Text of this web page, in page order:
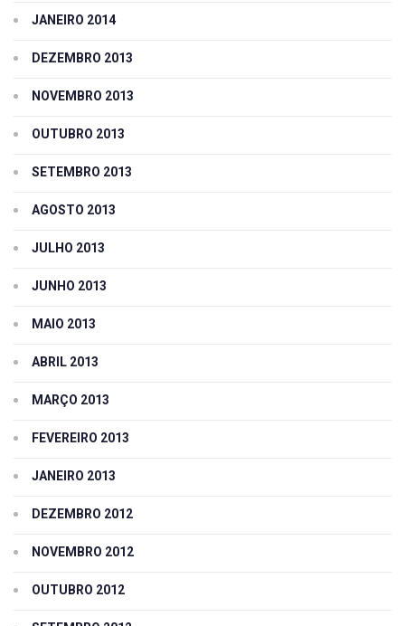
JANEIRO 2014
DEZEMBRO 2013
NOVEMBRO 2013
OUTUBRO 2013
SETEMBRO 2013
AGOSTO 2013
JULHO 2013
JUNHO 2013
MAIO 2013
ABRIL 2013
MARÇO 2013
FEVEREIRO 2013
JANEIRO 2013
DEZEMBRO 2012
NOVEMBRO 2012
OUTUBRO 2012